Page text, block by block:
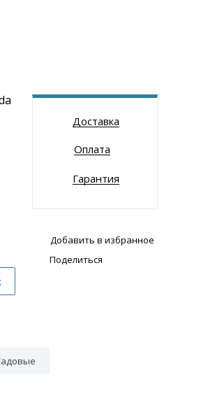
Доставка
Оплата
Гарантия
Добавить в избранное
Поделиться